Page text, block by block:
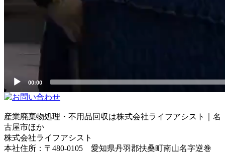
00:00
産業廃棄物処理・不用品回収は株式会社ライフアシスト｜名
古屋市ほか
株式会社ライフアシスト
本社住所：〒480-0105 愛知県丹羽郡扶桑町南山名字逆巻